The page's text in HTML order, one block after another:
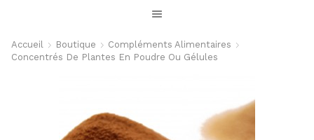
Accueil Boutique
Compléments Alimentaires
Concentrés De Plantes En Poudre Ou Gélules